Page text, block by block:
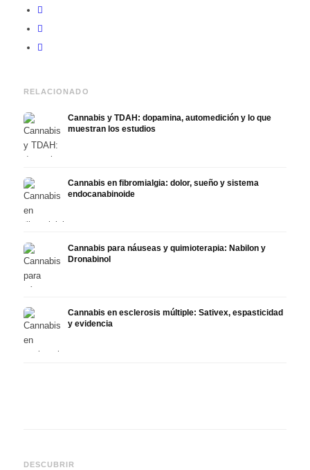
RELACIONADO
Cannabis y TDAH: dopamina, automedición y lo que
muestran los estudios
Cannabis en fibromialgia: dolor, sueño y sistema
endocanabinoide
Cannabis para náuseas y quimioterapia: Nabilon y
Dronabinol
Cannabis en esclerosis múltiple: Sativex, espasticidad
y evidencia
DESCUBRIR
Epidiolex y el estado actual